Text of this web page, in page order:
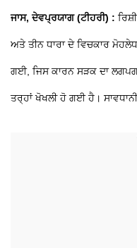
ਜਾਸ, ਦੇਵਪ੍ਰਯਾਗ (ਟੀਹਰੀ) :
ਅਤੇ ਤੀਨ ਧਾਰਾ ਦੇ ਵਿਚਕਾਰ
ਗਈ, ਜਿਸ ਕਾਰਨ ਸੜਕ ਦਾ
ਤਰ੍ਹਾਂ ਖੋਖਲੀ ਹੋ ਗਈ ਹੈ।